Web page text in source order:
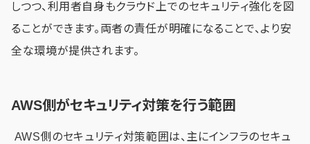
しつつ、利用者自身もクラウド上でのセキュリティ強化を図
ることができます。両者の責任が明確になることで、より安
全な環境が提供されます。
AWS側がセキュリティ対策を行う範囲
AWS側のセキュリティ対策範囲は、主にインフラのセキュ